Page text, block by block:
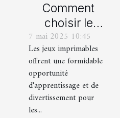
Comment
choisir le
meilleur jeu
imprimable
pour votre
enfant
7 mai 2025 10:45
Les jeux imprimables
offrent une formidable
opportunité
d'apprentissage et de
divertissement pour
les...